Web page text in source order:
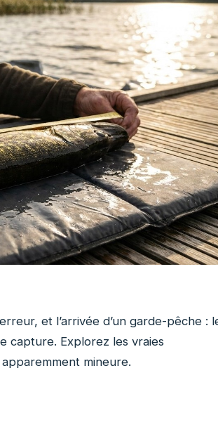
et l’arrivée d’un garde-pêche :
capture. Explorez les vraies
mineure.